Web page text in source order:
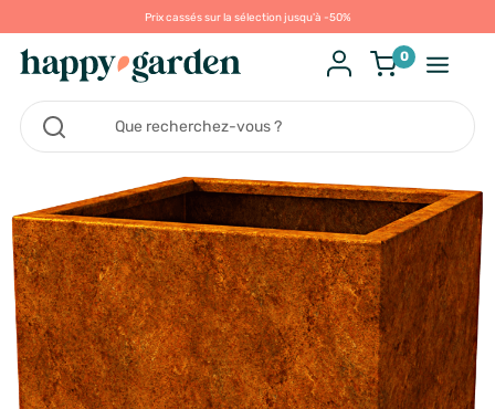
Prix cassés sur la sélection jusqu'à -50%
0